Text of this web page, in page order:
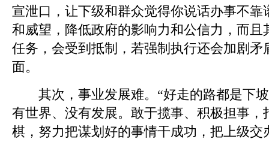
宣泄口，让下级和群众觉得你说话办事不靠
和威望，降低政府的影响力和公信力，而且
任务，会受到抵制，若强制执行还会加剧矛
面。
其次，事业发展难。“好走的路都是下坡
有世界、没有发展。敢于揽事、积极担事，
棋，努力把谋划好的事情干成功，把上级交